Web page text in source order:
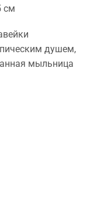
см
душем,
мыльница